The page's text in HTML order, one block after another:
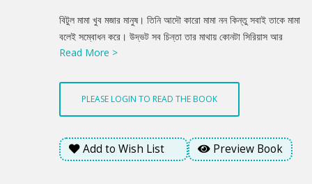
Product
Summery
বিটুল মামা খুব মজার মানুষ। তিনি আদৌ কারো মামা নন কিন্তু সবাই তাকে মামা
বলেই সম্বোধন করে। উদ্ভট সব চিন্তা তার মাথায় কোনটা সিরিয়াস আর
কোনটা ফান বোঝাই মুশকিল। ছোটদের কাছে অস্থির হিরো আর বড়দের কাছে
কাণ্ডকীর্তি যা হাস্যরসের পাশাপাশি উৎসাহী কিশোরদের গল্পের গভীরের ভাবনায়
প্রভাবিত করবে।
Read More >
PLEASE LOGIN TO READ THE BOOK
Add to Wish List Preview Book